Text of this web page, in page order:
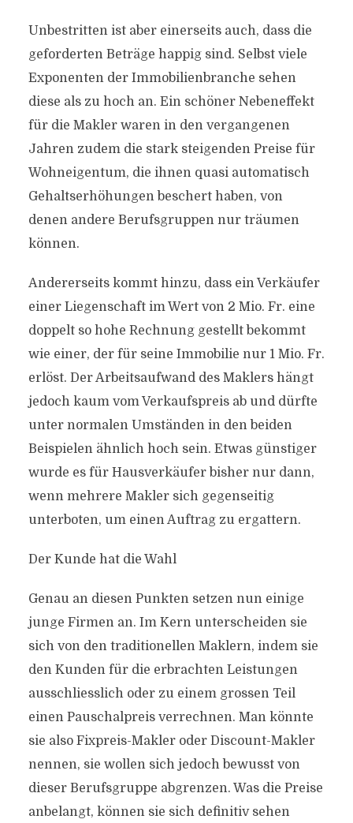
Unbestritten ist aber einerseits auch, dass die
geforderten Beträge happig sind. Selbst viele
Exponenten der Immobilienbranche sehen
diese als zu hoch an. Ein schöner Nebeneffekt
für die Makler waren in den vergangenen
Jahren zudem die stark steigenden Preise für
Wohneigentum, die ihnen quasi automatisch
Gehaltserhöhungen beschert haben, von
denen andere Berufsgruppen nur träumen
können.
Andererseits kommt hinzu, dass ein Verkäufer
einer Liegenschaft im Wert von 2 Mio. Fr. eine
doppelt so hohe Rechnung gestellt bekommt
wie einer, der für seine Immobilie nur 1 Mio. Fr.
erlöst. Der Arbeitsaufwand des Maklers hängt
jedoch kaum vom Verkaufspreis ab und dürfte
unter normalen Umständen in den beiden
Beispielen ähnlich hoch sein. Etwas günstiger
wurde es für Hausverkäufer bisher nur dann,
wenn mehrere Makler sich gegenseitig
unterboten, um einen Auftrag zu ergattern.
Der Kunde hat die Wahl
Genau an diesen Punkten setzen nun einige
junge Firmen an. Im Kern unterscheiden sie
sich von den traditionellen Maklern, indem sie
den Kunden für die erbrachten Leistungen
ausschliesslich oder zu einem grossen Teil
einen Pauschalpreis verrechnen. Man könnte
sie also Fixpreis-Makler oder Discount-Makler
nennen, sie wollen sich jedoch bewusst von
dieser Berufsgruppe abgrenzen. Was die Preise
anbelangt, können sie sich definitiv sehen